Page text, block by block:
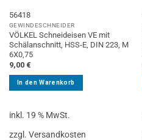
56418
GEWINDESCHNEIDER
VÖLKEL Schneideisen VE mit
Schälanschnitt, HSS-E, DIN 223, M
6X0,75
9,00 €
In den Warenkorb
inkl. 19 % MwSt.
zzgl. Versandkosten